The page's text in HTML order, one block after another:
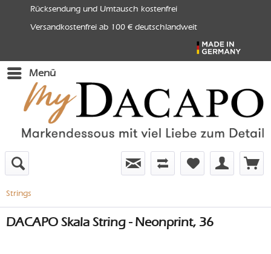
Rücksendung und Umtausch kostenfrei
Versandkostenfrei ab 100 € deutschlandweit
Menü
Strings
DACAPO Skala String - Neonprint, 36